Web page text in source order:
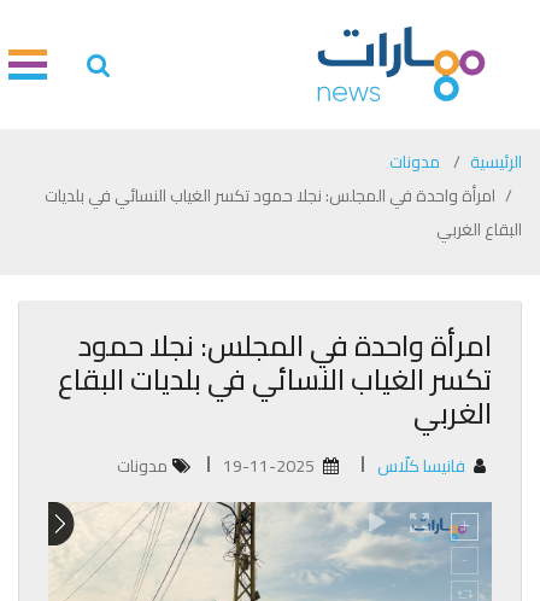
الرئيسية
مدونات
امرأة واحدة في المجلس: نجلا حمود تكسر الغياب النسائي في بلديات
البقاع الغربي
امرأة واحدة في المجلس: نجلا حمود
تكسر الغياب النسائي في بلديات البقاع
الغربي
فانيسا كلّاس مدونات